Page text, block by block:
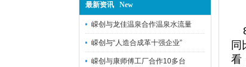
最新资讯 New
嵘创与龙佳温泉合作温泉水流量
嵘创与“人造合成革十强企业”
嵘创与康师傅工厂合作10多台
同
看